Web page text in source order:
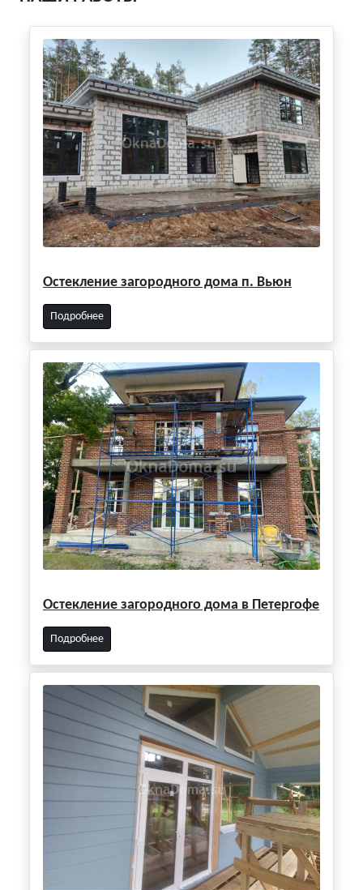
Остекление загородного дома п. Вьюн
Подробнее
Остекление загородного дома в Петергофе
Подробнее